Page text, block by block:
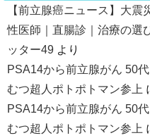
【前立腺癌ニュース】大
性医師｜直腸診｜治療の選
ッター49 より
PSA14から前立腺がん 50
むつ超人ポトポトマン参上
PSA14から前立腺がん 50
むつ超人ポトポトマン参上